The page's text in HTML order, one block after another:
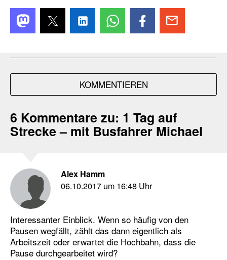
KOMMENTIEREN
6 Kommentare zu: 1 Tag auf
Strecke – mit Busfahrer Michael
Alex Hamm
06.10.2017 um 16:48 Uhr
Interessanter Einblick. Wenn so häufig von den
Pausen wegfällt, zählt das dann eigentlich als
Arbeitszeit oder erwartet die Hochbahn, dass die
Pause durchgearbeitet wird?